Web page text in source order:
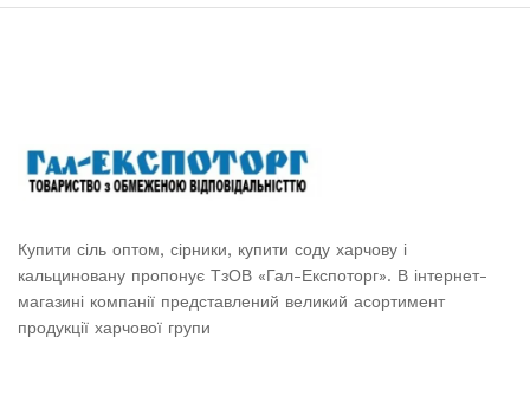
Купити сіль оптом, сірники, купити соду харчову і
кальциновану пропонує ТзОВ «Гал-Експоторг». В інтернет-
магазині компанії представлений великий асортимент
продукції харчової групи